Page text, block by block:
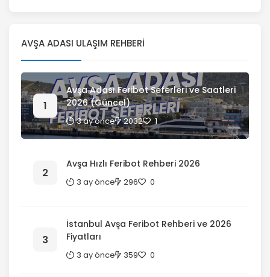
AVŞA ADASI ULAŞIM REHBERI
Avşa Adası Feribot Seferleri ve Saatleri
2026 (Güncel)
3 ay önce 2032 1
Avşa Hızlı Feribot Rehberi 2026
3 ay önce 296 0
İstanbul Avşa Feribot Rehberi ve 2026
Fiyatları
3 ay önce 359 0